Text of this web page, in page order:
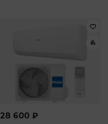
28 600 ₽